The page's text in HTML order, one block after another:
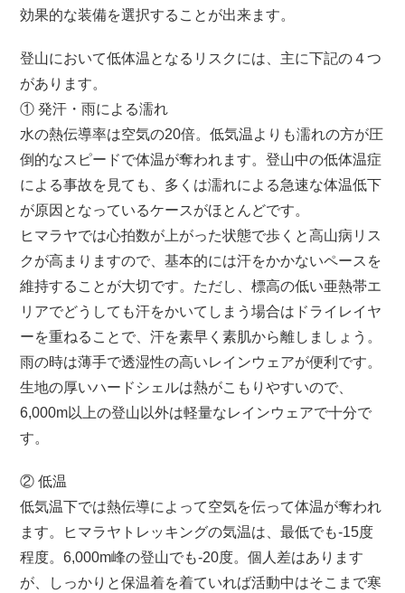
効果的な装備を選択することが出来ます。
登山において低体温となるリスクには、主に下記の４つ
があります。
① 発汗・雨による濡れ
水の熱伝導率は空気の20倍。低気温よりも濡れの方が圧
倒的なスピードで体温が奪われます。登山中の低体温症
による事故を見ても、多くは濡れによる急速な体温低下
が原因となっているケースがほとんどです。
ヒマラヤでは心拍数が上がった状態で歩くと高山病リス
クが高まりますので、基本的には汗をかかないペースを
維持することが大切です。ただし、標高の低い亜熱帯エ
リアでどうしても汗をかいてしまう場合はドライレイヤ
ーを重ねることで、汗を素早く素肌から離しましょう。
雨の時は薄手で透湿性の高いレインウェアが便利です。
生地の厚いハードシェルは熱がこもりやすいので、
6,000m以上の登山以外は軽量なレインウェアで十分で
す。
② 低温
低気温下では熱伝導によって空気を伝って体温が奪われ
ます。ヒマラヤトレッキングの気温は、最低でも-15度
程度。6,000m峰の登山でも-20度。個人差はあります
が、しっかりと保温着を着ていれば活動中はそこまで寒